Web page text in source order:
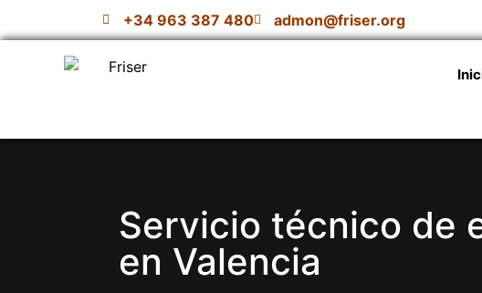
+34 963 387 480 admon@friser.org
Servicio técnico de
en Valencia